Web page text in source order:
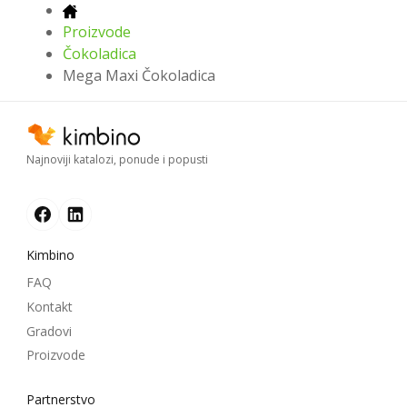
Proizvode
Čokoladica
Mega Maxi Čokoladica
Najnoviji katalozi, ponude i popusti
Kimbino
FAQ
Kontakt
Gradovi
Proizvode
Partnerstvo